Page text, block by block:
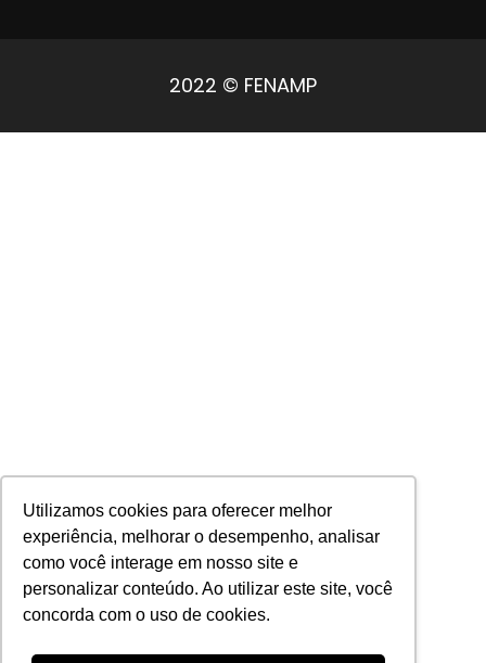
Utilizamos cookies para oferecer melhor
experiência, melhorar o desempenho, analisar
como você interage em nosso site e
personalizar conteúdo. Ao utilizar este site, você
concorda com o uso de cookies.
2022 © FENAMP